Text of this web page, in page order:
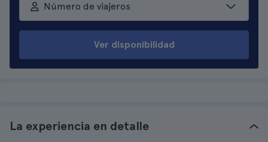
Número de viajeros
Ver disponibilidad
La experiencia en detalle